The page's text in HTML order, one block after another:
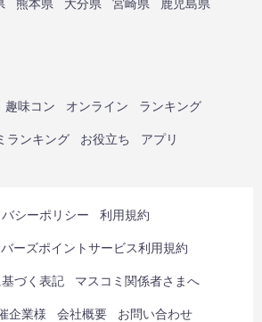
趣味コン オンライン ランキング
ランキング お役立ち アプリ
シーポリシー 利用規約
ーズポイントサービス利用規約
づく表記 マスコミ関係者さまへ
企業様 会社概要 お問い合わせ